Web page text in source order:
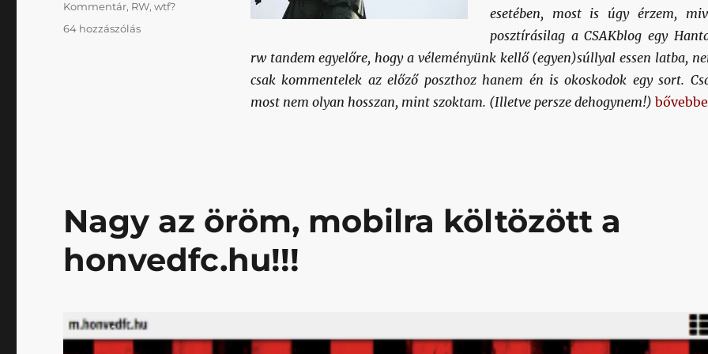
esetében, most is úgy érzem,
posztírásilag a CSAKblog egy
rw tandem egyelőre, hogy a véleményünk kellő (egyen)súllyal essen latba,
csak kommentelek az előző poszthoz hanem én is okoskodok egy sort.
most nem olyan hosszan, mint szoktam. (Illetve persze dehogynem!)
Kommentár, RW,wtf?
64 hozzászólásEgyensúlyozzuk
bejegyzéshez
Nagy az öröm, mobilra költözött a
honvedfc.hu!!!